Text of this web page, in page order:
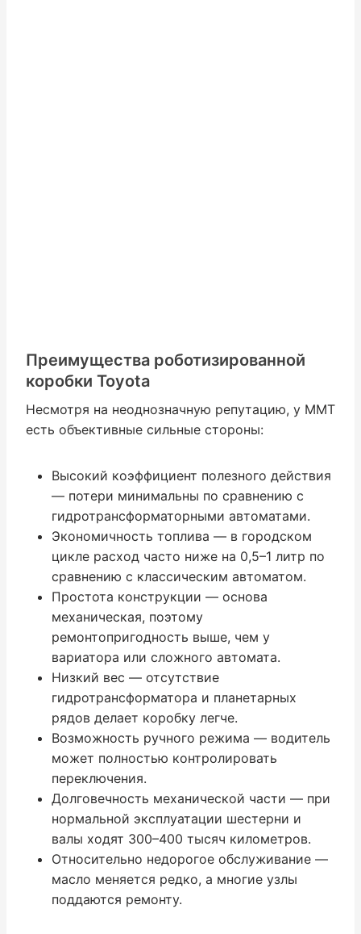
Преимущества роботизированной
коробки Toyota
Несмотря на неоднозначную репутацию, у ММТ
есть объективные сильные стороны:
Высокий коэффициент полезного действия
— потери минимальны по сравнению с
гидротрансформаторными автоматами.
Экономичность топлива — в городском
цикле расход часто ниже на 0,5–1 литр по
сравнению с классическим автоматом.
Простота конструкции — основа
механическая, поэтому
ремонтопригодность выше, чем у
вариатора или сложного автомата.
Низкий вес — отсутствие
гидротрансформатора и планетарных
рядов делает коробку легче.
Возможность ручного режима — водитель
может полностью контролировать
переключения.
Долговечность механической части — при
нормальной эксплуатации шестерни и
валы ходят 300–400 тысяч километров.
Относительно недорогое обслуживание —
масло меняется редко, а многие узлы
поддаются ремонту.